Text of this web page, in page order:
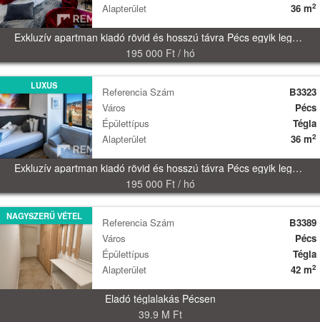
Exkluzív apartman kiadó rövid és hosszú távra Pécs egyik legkülönlegesebb szállodájában!
195 000 Ft / hó
Alapterület
36 m2
LUXUS
Exkluzív apartman kiadó rövid és hosszú távra Pécs egyik legkülönlegesebb szállodájában!
195 000 Ft / hó
Referencia Szám
B3323
Város
Pécs
Épülettípus
Tégla
Alapterület
36 m2
NAGYSZERŰ VÉTEL
Eladó téglalakás Pécsen
39.9 M Ft
Referencia Szám
B3389
Város
Pécs
Épülettípus
Tégla
Alapterület
42 m2